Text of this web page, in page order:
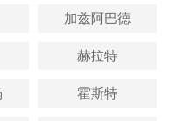
加兹阿巴德
赫拉特
霍斯特